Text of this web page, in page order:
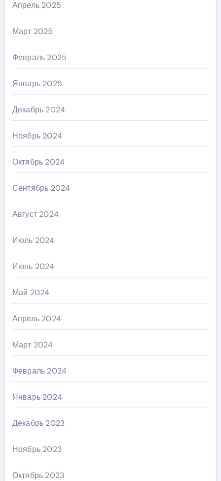
Апрель 2025
Март 2025
Февраль 2025
Январь 2025
Декабрь 2024
Ноябрь 2024
Октябрь 2024
Сентябрь 2024
Август 2024
Июль 2024
Июнь 2024
Май 2024
Апрель 2024
Март 2024
Февраль 2024
Январь 2024
Декабрь 2023
Ноябрь 2023
Октябрь 2023